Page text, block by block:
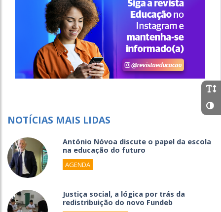
NOTÍCIAS MAIS LIDAS
António Nóvoa discute o papel da escola
na educação do futuro
AGENDA
Justiça social, a lógica por trás da
redistribuição do novo Fundeb